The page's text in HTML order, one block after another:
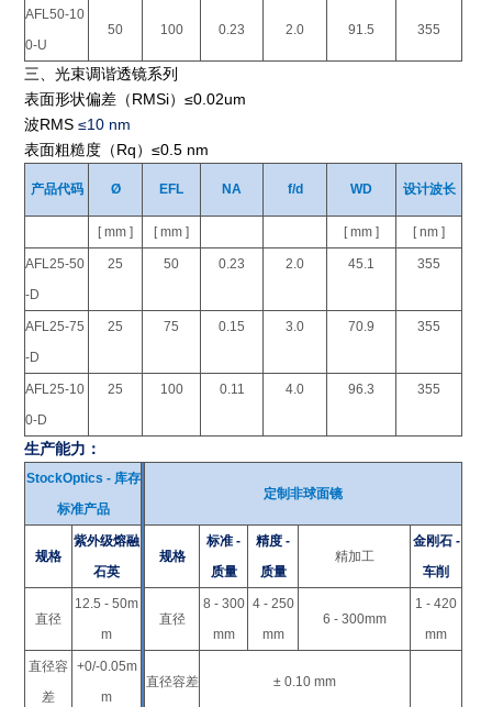
AFL50-10
0-U
50 100 0.23 2.0 91.5 355
三、光束调谐透镜系列
表面形状偏差（RMSi）≤0.02um
波RMS≤10 nm
表面粗糙度（Rq）≤0.5 nm
产品代码 Ø EFL NA f/d WD 设计波长
[ mm ] [ mm ] [ mm ] [ nm ]
AFL25-50
-D
25 50 0.23 2.0 45.1 355
AFL25-75
-D
25 75 0.15 3.0 70.9 355
AFL25-10
0-D
25 100 0.11 4.0 96.3 355
生产能力：
StockOptics - 库存
标准产品
定制非球面镜
规格
紫外级熔融
石英
规格
标准 -
质量
精度 -
质量
精加工
金刚石 -
车削
直径
12.5 - 50m
m
直径
8 - 300
mm
4 - 250
mm
6 - 300mm
1 - 420
mm
直径容
差
+0/-0.05m
m
直径容差 ± 0.10 mm